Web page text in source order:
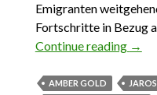
Emigranten
Fortschritte in Bezug
Continue reading Das
→
AMBER GOLD